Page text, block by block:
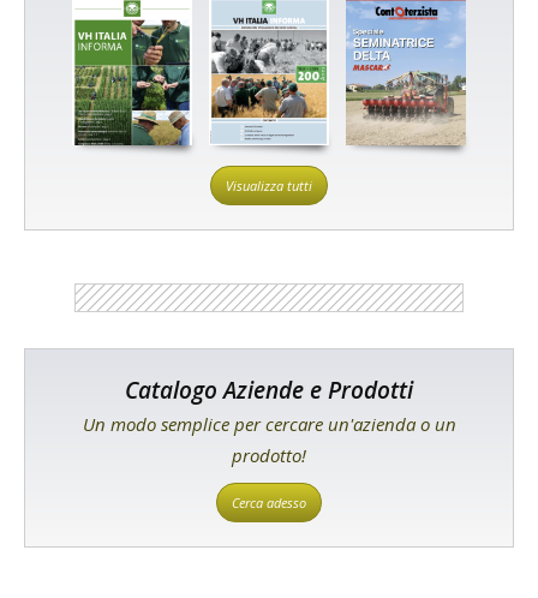
Visualizza tutti
Catalogo Aziende e Prodotti
Un modo semplice per cercare un'azienda o un
prodotto!
Cerca adesso